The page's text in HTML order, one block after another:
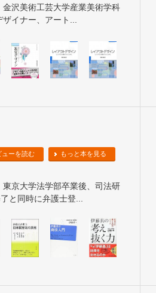
沢美術工芸大学産業美術学科
イナー、アート...
もっと本を見る
ューを読む
京大学法学部卒業後、司法研
と同時に弁護士登...